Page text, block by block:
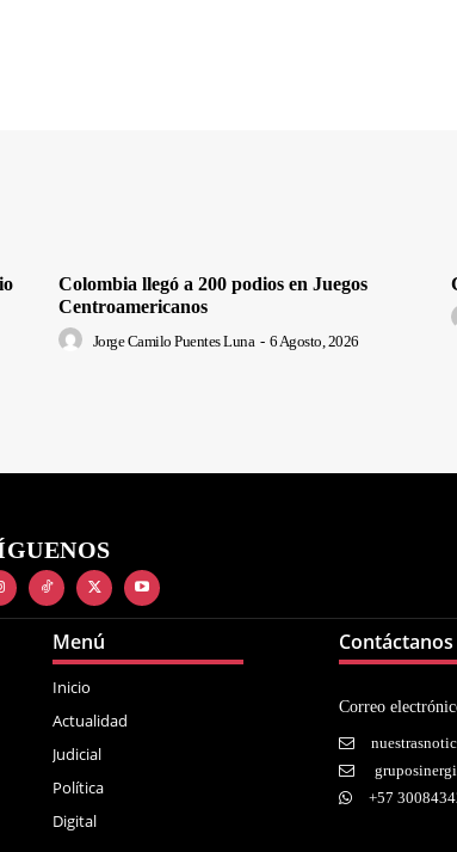
Colombia llegó a 200 podios en Juegos
Centroamericanos
Jorge Camilo Puentes Luna - 6 Agosto, 2026
Menú
Inicio
Actualidad
Judicial
Política
Digital
Contáctanos
Correo
+57